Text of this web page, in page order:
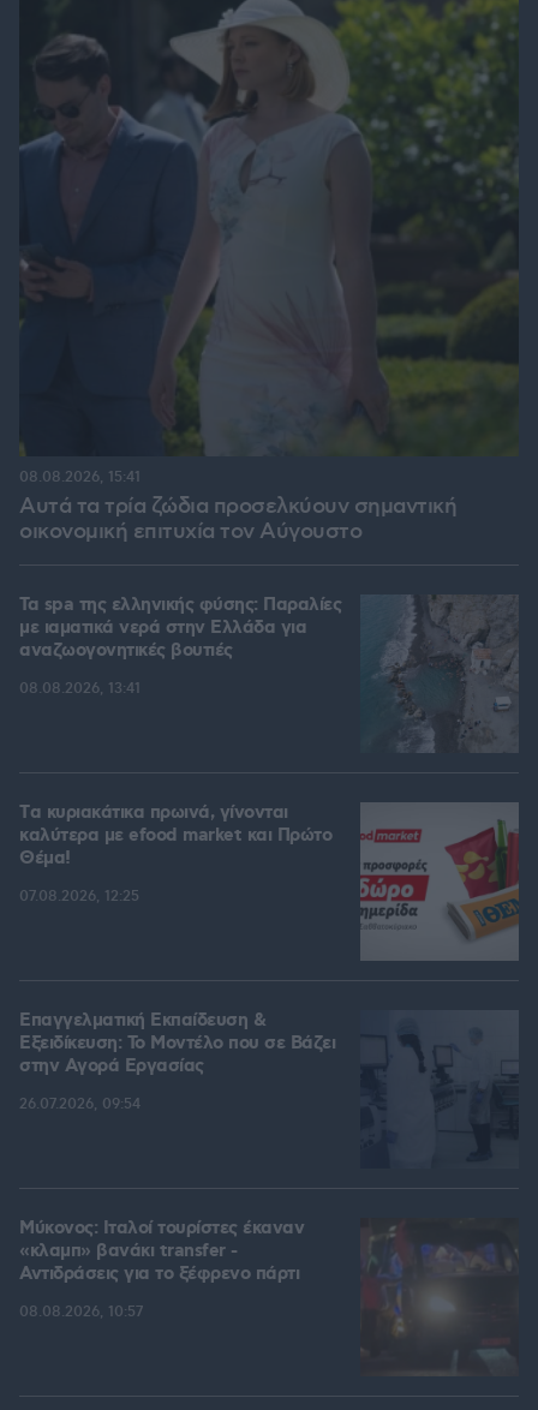
Αυτά τα τρία ζώδια προσελκύουν σημαντική
οικονομική επιτυχία τον Αύγουστο
08.08.2026, 15:41
Τα spa της ελληνικής φύσης: Παραλίες
με ιαματικά νερά στην Ελλάδα για
αναζωογονητικές βουτιές
08.08.2026, 13:41
Tα κυριακάτικα πρωινά, γίνονται
καλύτερα με efood market και Πρώτο
Θέμα!
07.08.2026, 12:25
Επαγγελματική Εκπαίδευση &
Εξειδίκευση: Το Mοντέλο που σε Bάζει
στην Aγορά Eργασίας
26.07.2026, 09:54
Μύκονος: Ιταλοί τουρίστες έκαναν
«κλαμπ» βανάκι transfer -
Αντιδράσεις για το ξέφρενο πάρτι
08.08.2026, 10:57